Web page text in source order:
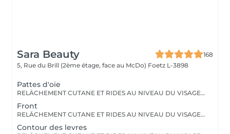
Sara Beauty
168
5, Rue du Brill (2ème étage, face au McDo) Foetz L-3898
Pattes d'oie
RELÄCHEMENT CUTANE ET RIDES AU NIVEAU DU VISAGE OU DU CORPS. PAS BESOIN DE PASSER PAR LA CASE CHIRURGIE POUR LES ÉLIMINER. LE PLASMA LIFT EST UNE TECHNIQUE ESTHÉTIQUE NON-INVASIVE QUI PROMET UN RAJEUNISSEMENT CUTANÉ RAPIDE ET EFFICACE.
Front
RELÄCHEMENT CUTANE ET RIDES AU NIVEAU DU VISAGE OU DU CORPS. PAS BESOIN DE PASSER PAR LA CASE CHIRURGIE POUR LES ÉLIMINER. LE PLASMA LIFT EST UNE TECHNIQUE ESTHÉTIQUE NON-INVASIVE QUI PROMET UN RAJEUNISSEMENT CUTANÉ RAPIDE ET EFFICACE.
Contour des levres